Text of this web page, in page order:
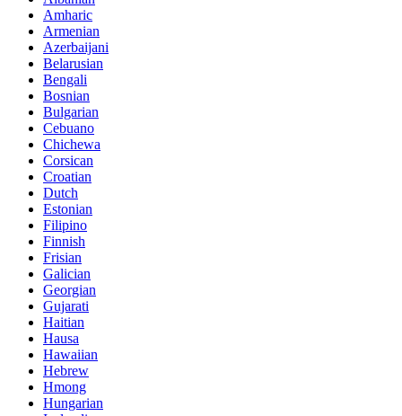
Amharic
Armenian
Azerbaijani
Belarusian
Bengali
Bosnian
Bulgarian
Cebuano
Chichewa
Corsican
Croatian
Dutch
Estonian
Filipino
Finnish
Frisian
Galician
Georgian
Gujarati
Haitian
Hausa
Hawaiian
Hebrew
Hmong
Hungarian